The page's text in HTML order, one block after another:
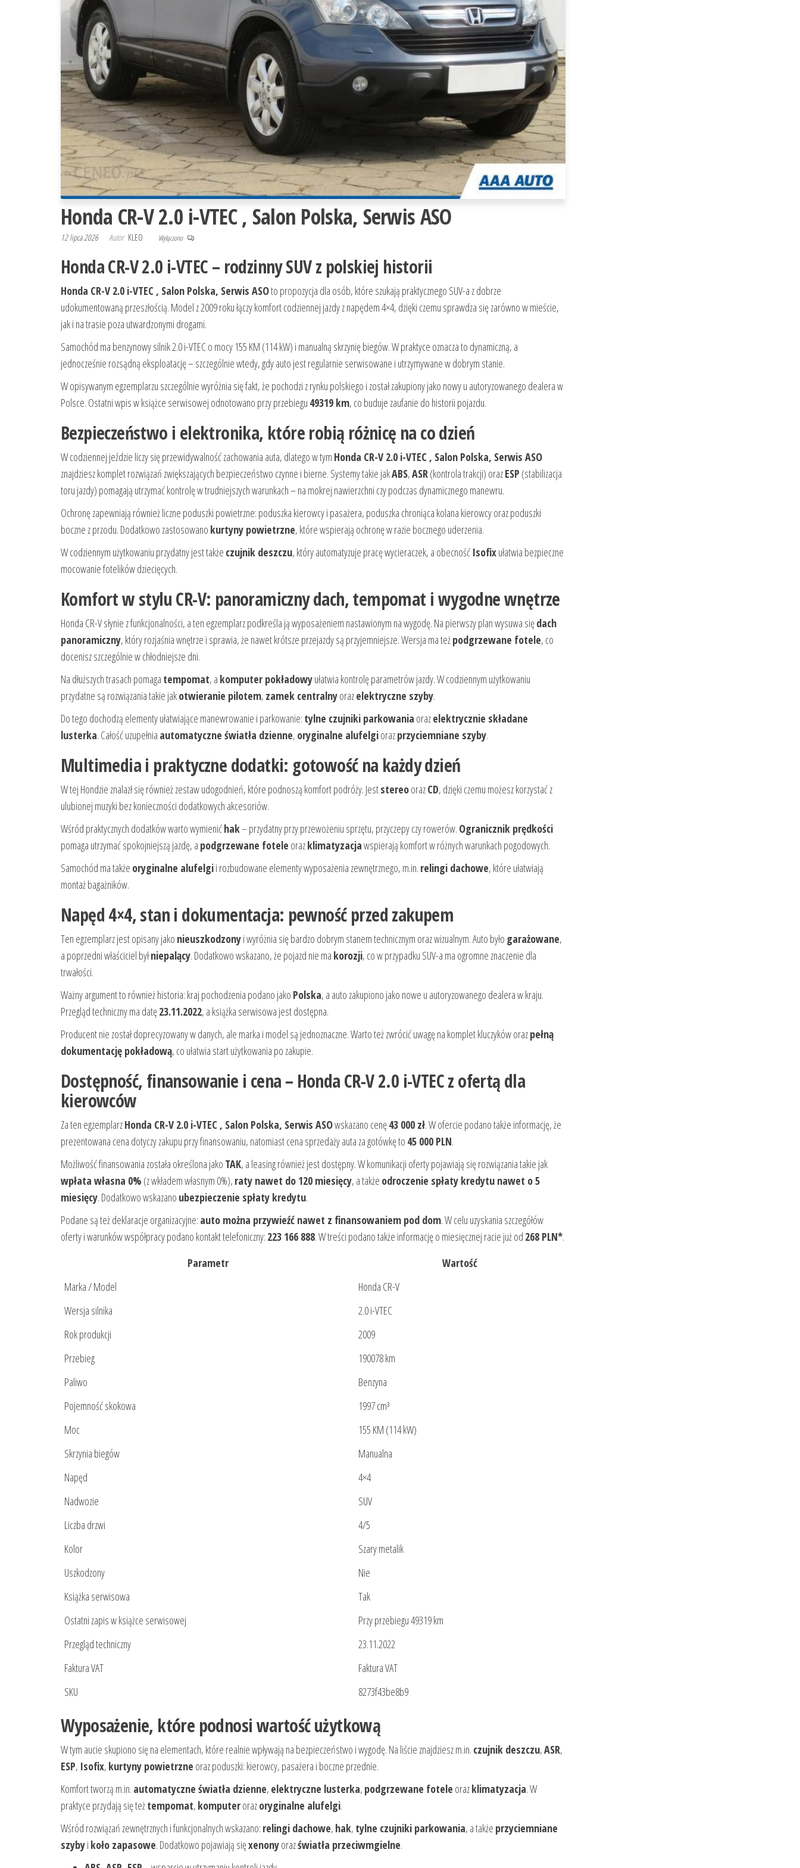
Honda CR-V 2.0 i-VTEC , Salon Polska, Serwis ASO
12 lipca 2026 Autor KLEO Wyłączono
Honda CR-V 2.0 i-VTEC – rodzinny SUV z polskiej historii
Honda CR-V 2.0 i-VTEC , Salon Polska, Serwis ASOto propozycja dla osób, które szukają praktycznego SUV-a z dobrze
udokumentowaną przeszłością. Model z 2009 roku łączy komfort codziennej jazdy z napędem 4×4, dzięki czemu sprawdza się zarówno w mieście,
jak i na trasie poza utwardzonymi drogami.
Samochód ma benzynowy silnik 2.0 i-VTEC o mocy 155 KM (114 kW) i manualną skrzynię biegów. W praktyce oznacza to dynamiczną, a
jednocześnie rozsądną eksploatację – szczególnie wtedy, gdy auto jest regularnie serwisowane i utrzymywane w dobrym stanie.
W opisywanym egzemplarzu szczególnie wyróżnia się fakt, że pochodzi z rynku polskiego i został zakupiony jako nowy u autoryzowanego dealera w
Polsce. Ostatni wpis w książce serwisowej odnotowano przy przebiegu 49319 km, co buduje zaufanie do historii pojazdu.
Bezpieczeństwo i elektronika, które robią różnicę na co dzień
W codziennej jeździe liczy się przewidywalność zachowania auta, dlatego w tym Honda CR-V 2.0 i-VTEC , Salon Polska, Serwis ASO
znajdziesz komplet rozwiązań zwiększających bezpieczeństwo czynne i bierne. Systemy takie jakABS,ASR(kontrola trakcji) orazESP (stabilizacja
toru jazdy) pomagają utrzymać kontrolę w trudniejszych warunkach – na mokrej nawierzchni czy podczas dynamicznego manewru.
Ochronę zapewniają również liczne poduszki powietrzne: poduszka kierowcy i pasażera, poduszka chroniąca kolana kierowcy oraz poduszki
boczne z przodu. Dodatkowo zastosowano kurtyny powietrzne, które wspierają ochronę w razie bocznego uderzenia.
W codziennym użytkowaniu przydatny jest także czujnik deszczu, który automatyzuje pracę wycieraczek, a obecność Isofixułatwia bezpieczne
mocowanie fotelików dziecięcych.
Komfort w stylu CR-V: panoramiczny dach, tempomat i wygodne wnętrze
Honda CR-V słynie z funkcjonalności, a ten egzemplarz podkreśla ją wyposażeniem nastawionym na wygodę. Na pierwszy plan wysuwa siędach
panoramiczny, który rozjaśnia wnętrze i sprawia, że nawet krótsze przejazdy są przyjemniejsze. Wersja ma teżpodgrzewane fotele, co
docenisz szczególnie w chłodniejsze dni.
Na dłuższych trasach pomaga tempomat, a komputer pokładowyułatwia kontrolę parametrów jazdy. W codziennym użytkowaniu
przydatne są rozwiązania takie jakotwieranie pilotem, zamek centralnyorazelektryczne szyby.
Do tego dochodzą elementy ułatwiające manewrowanie i parkowanie: tylne czujniki parkowania orazelektrycznie składane
lusterka. Całość uzupełnia automatyczne światła dzienne, oryginalne alufelgiorazprzyciemniane szyby.
Multimedia i praktyczne dodatki: gotowość na każdy dzień
W tej Hondzie znalazł się również zestaw udogodnień, które podnoszą komfort podróży. JeststereoorazCD, dzięki czemu możesz korzystać z
ulubionej muzyki bez konieczności dodatkowych akcesoriów.
Wśród praktycznych dodatków warto wymienićhak– przydatny przy przewożeniu sprzętu, przyczepy czy rowerów. Ogranicznik prędkości
pomaga utrzymać spokojniejszą jazdę, a podgrzewane fotele orazklimatyzacjawspierają komfort w różnych warunkach pogodowych.
Samochód ma także oryginalne alufelgii rozbudowane elementy wyposażenia zewnętrznego, m.in. relingi dachowe, które ułatwiają
montaż bagażników.
Napęd 4×4, stan i dokumentacja: pewność przed zakupem
Ten egzemplarz jest opisany jako nieuszkodzonyi wyróżnia się bardzo dobrym stanem technicznym oraz wizualnym. Auto było garażowane,
a poprzedni właściciel byłniepalący. Dodatkowo wskazano, że pojazd nie ma korozji, co w przypadku SUV-a ma ogromne znaczenie dla
trwałości.
Ważny argument to również historia: kraj pochodzenia podano jako Polska, a auto zakupiono jako nowe u autoryzowanego dealera w kraju.
Przegląd techniczny ma datę23.11.2022, a książka serwisowa jest dostępna.
Producent nie został doprecyzowany w danych, ale marka i model są jednoznaczne. Warto też zwrócić uwagę na komplet kluczyków orazpełną
dokumentację pokładową, co ułatwia start użytkowania po zakupie.
Dostępność, finansowanie i cena – Honda CR-V 2.0 i-VTEC z ofertą dla
kierowców
Za ten egzemplarzHonda CR-V 2.0 i-VTEC , Salon Polska, Serwis ASOwskazano cenę43 000 zł. W ofercie podano także informację, że
prezentowana cena dotyczy zakupu przy finansowaniu, natomiast cena sprzedaży auta za gotówkę to 45 000 PLN.
Możliwość finansowania została określona jako TAK, a leasing również jest dostępny. W komunikacji oferty pojawiają się rozwiązania takie jak
wpłata własna 0% (z wkładem własnym 0%), raty nawet do 120 miesięcy, a także odroczenie spłaty kredytu nawet o 5
miesięcy. Dodatkowo wskazano ubezpieczenie spłaty kredytu.
Podane są też deklaracje organizacyjne: auto można przywieźć nawet z finansowaniem pod dom. W celu uzyskania szczegółów
oferty i warunków współpracy podano kontakt telefoniczny: 223 166 888. W treści podano także informację o miesięcznej racie już od 268 PLN*.
Parametr
Wartość
Marka / Model
Honda CR-V
Wersja silnika
2.0 i-VTEC
Rok produkcji
2009
Przebieg
190078 km
Paliwo
Benzyna
Pojemność skokowa
1997 cm³
Moc
155 KM (114 kW)
Skrzynia biegów
Manualna
Napęd
4×4
Nadwozie
SUV
Liczba drzwi
4/5
Kolor
Szary metalik
Uszkodzony
Nie
Książka serwisowa
Tak
Ostatni zapis w książce serwisowej
Przy przebiegu 49319 km
Przegląd techniczny
23.11.2022
Faktura VAT
Faktura VAT
SKU
8273f43be8b9
Wyposażenie, które podnosi wartość użytkową
W tym aucie skupiono się na elementach, które realnie wpływają na bezpieczeństwo i wygodę. Na liście znajdziesz m.in. czujnik deszczu,ASR,
ESP, Isofix, kurtyny powietrzne oraz poduszki: kierowcy, pasażera i boczne przednie.
Komfort tworzą m.in. automatyczne światła dzienne, elektryczne lusterka, podgrzewane fotele orazklimatyzacja. W
praktyce przydają się teżtempomat, komputerorazoryginalne alufelgi.
Wśród rozwiązań zewnętrznych i funkcjonalnych wskazano: relingi dachowe, hak, tylne czujniki parkowania, a także przyciemniane
szybyi koło zapasowe. Dodatkowo pojawiają sięxenonyorazświatła przeciwmgielne.